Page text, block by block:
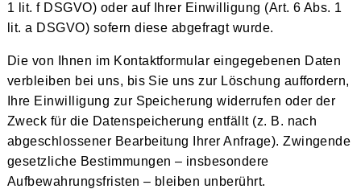
1 lit. f DSGVO) oder auf Ihrer Einwilligung (Art. 6 Abs. 1
lit. a DSGVO) sofern diese abgefragt wurde.
Die von Ihnen im Kontaktformular eingegebenen Daten
verbleiben bei uns, bis Sie uns zur Löschung auffordern,
Ihre Einwilligung zur Speicherung widerrufen oder der
Zweck für die Datenspeicherung entfällt (z. B. nach
abgeschlossener Bearbeitung Ihrer Anfrage). Zwingende
gesetzliche Bestimmungen – insbesondere
Aufbewahrungsfristen – bleiben unberührt.